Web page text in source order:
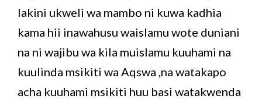
lakini ukweli wa mambo ni kuwa kadhia
kama hii inawahusu waislamu wote duniani
na ni wajibu wa kila muislamu kuuhami na
kuulinda msikiti wa Aqswa ,na watakapo
acha kuuhami msikiti huu basi watakwenda